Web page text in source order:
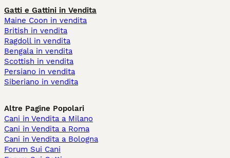
Gatti e Gattini in Vendita
Maine Coon in vendita
British in vendita
Ragdoll in vendita
Bengala in vendita
Scottish in vendita
Persiano in vendita
Siberiano in vendita
Altre Pagine Popolari
Cani in Vendita a Milano
Cani in Vendita a Roma
Cani in Vendita a Bologna
Forum Sui Cani